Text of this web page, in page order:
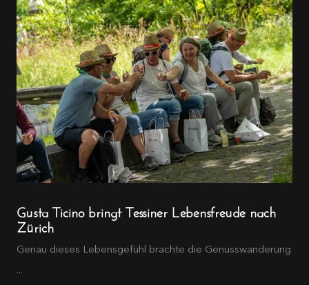
Gusta Ticino bringt Tessiner Lebensfreude nach
Zürich
Genau dieses Lebensgefühl brachte die Genusswanderung
...